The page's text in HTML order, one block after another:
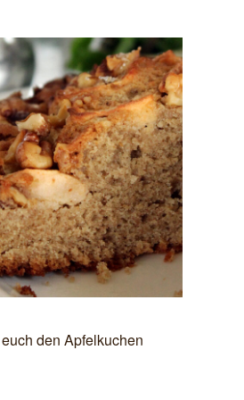
den Apfelkuchen